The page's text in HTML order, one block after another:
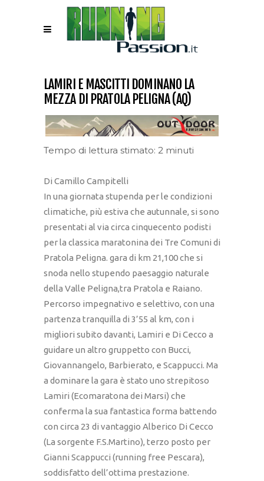
LAMIRI E MASCITTI DOMINANO LA
MEZZA DI PRATOLA PELIGNA (AQ)
Tempo di lettura stimato: 2 minuti
Di Camillo Campitelli
In una giornata stupenda per le condizioni
climatiche, più estiva che autunnale, si sono
presentati al via circa cinquecento podisti
per la classica maratonina dei Tre Comuni di
Pratola Peligna. gara di km 21,100 che si
snoda nello stupendo paesaggio naturale
della Valle Peligna,tra Pratola e Raiano.
Percorso impegnativo e selettivo, con una
partenza tranquilla di 3’55 al km, con i
migliori subito davanti, Lamiri e Di Cecco a
guidare un altro gruppetto con Bucci,
Giovannangelo, Barbierato, e Scappucci. Ma
a dominare la gara è stato uno strepitoso
Lamiri (Ecomaratona dei Marsi) che
conferma la sua fantastica forma battendo
con circa 23 di vantaggio Alberico Di Cecco
(La sorgente F.S.Martino), terzo posto per
Gianni Scappucci (running free Pescara),
soddisfatto dell’ottima prestazione.